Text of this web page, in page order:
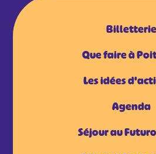
Billetterie
Que faire à
Les idées
Agenda
Séjour au